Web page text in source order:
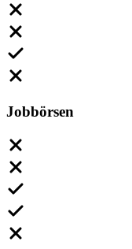
Jobbörsen